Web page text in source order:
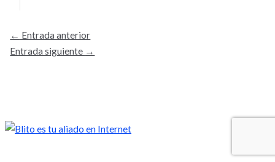
← Entrada anterior
Entrada siguiente →